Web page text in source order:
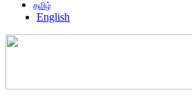
தமிழ்
English